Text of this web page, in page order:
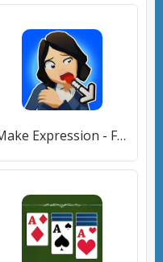
Make Expression - Face puzzle (Мейк Экспрессион) [МОД Меню] APK Android